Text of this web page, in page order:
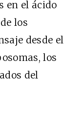
en el ácido
los
desde el
los
del